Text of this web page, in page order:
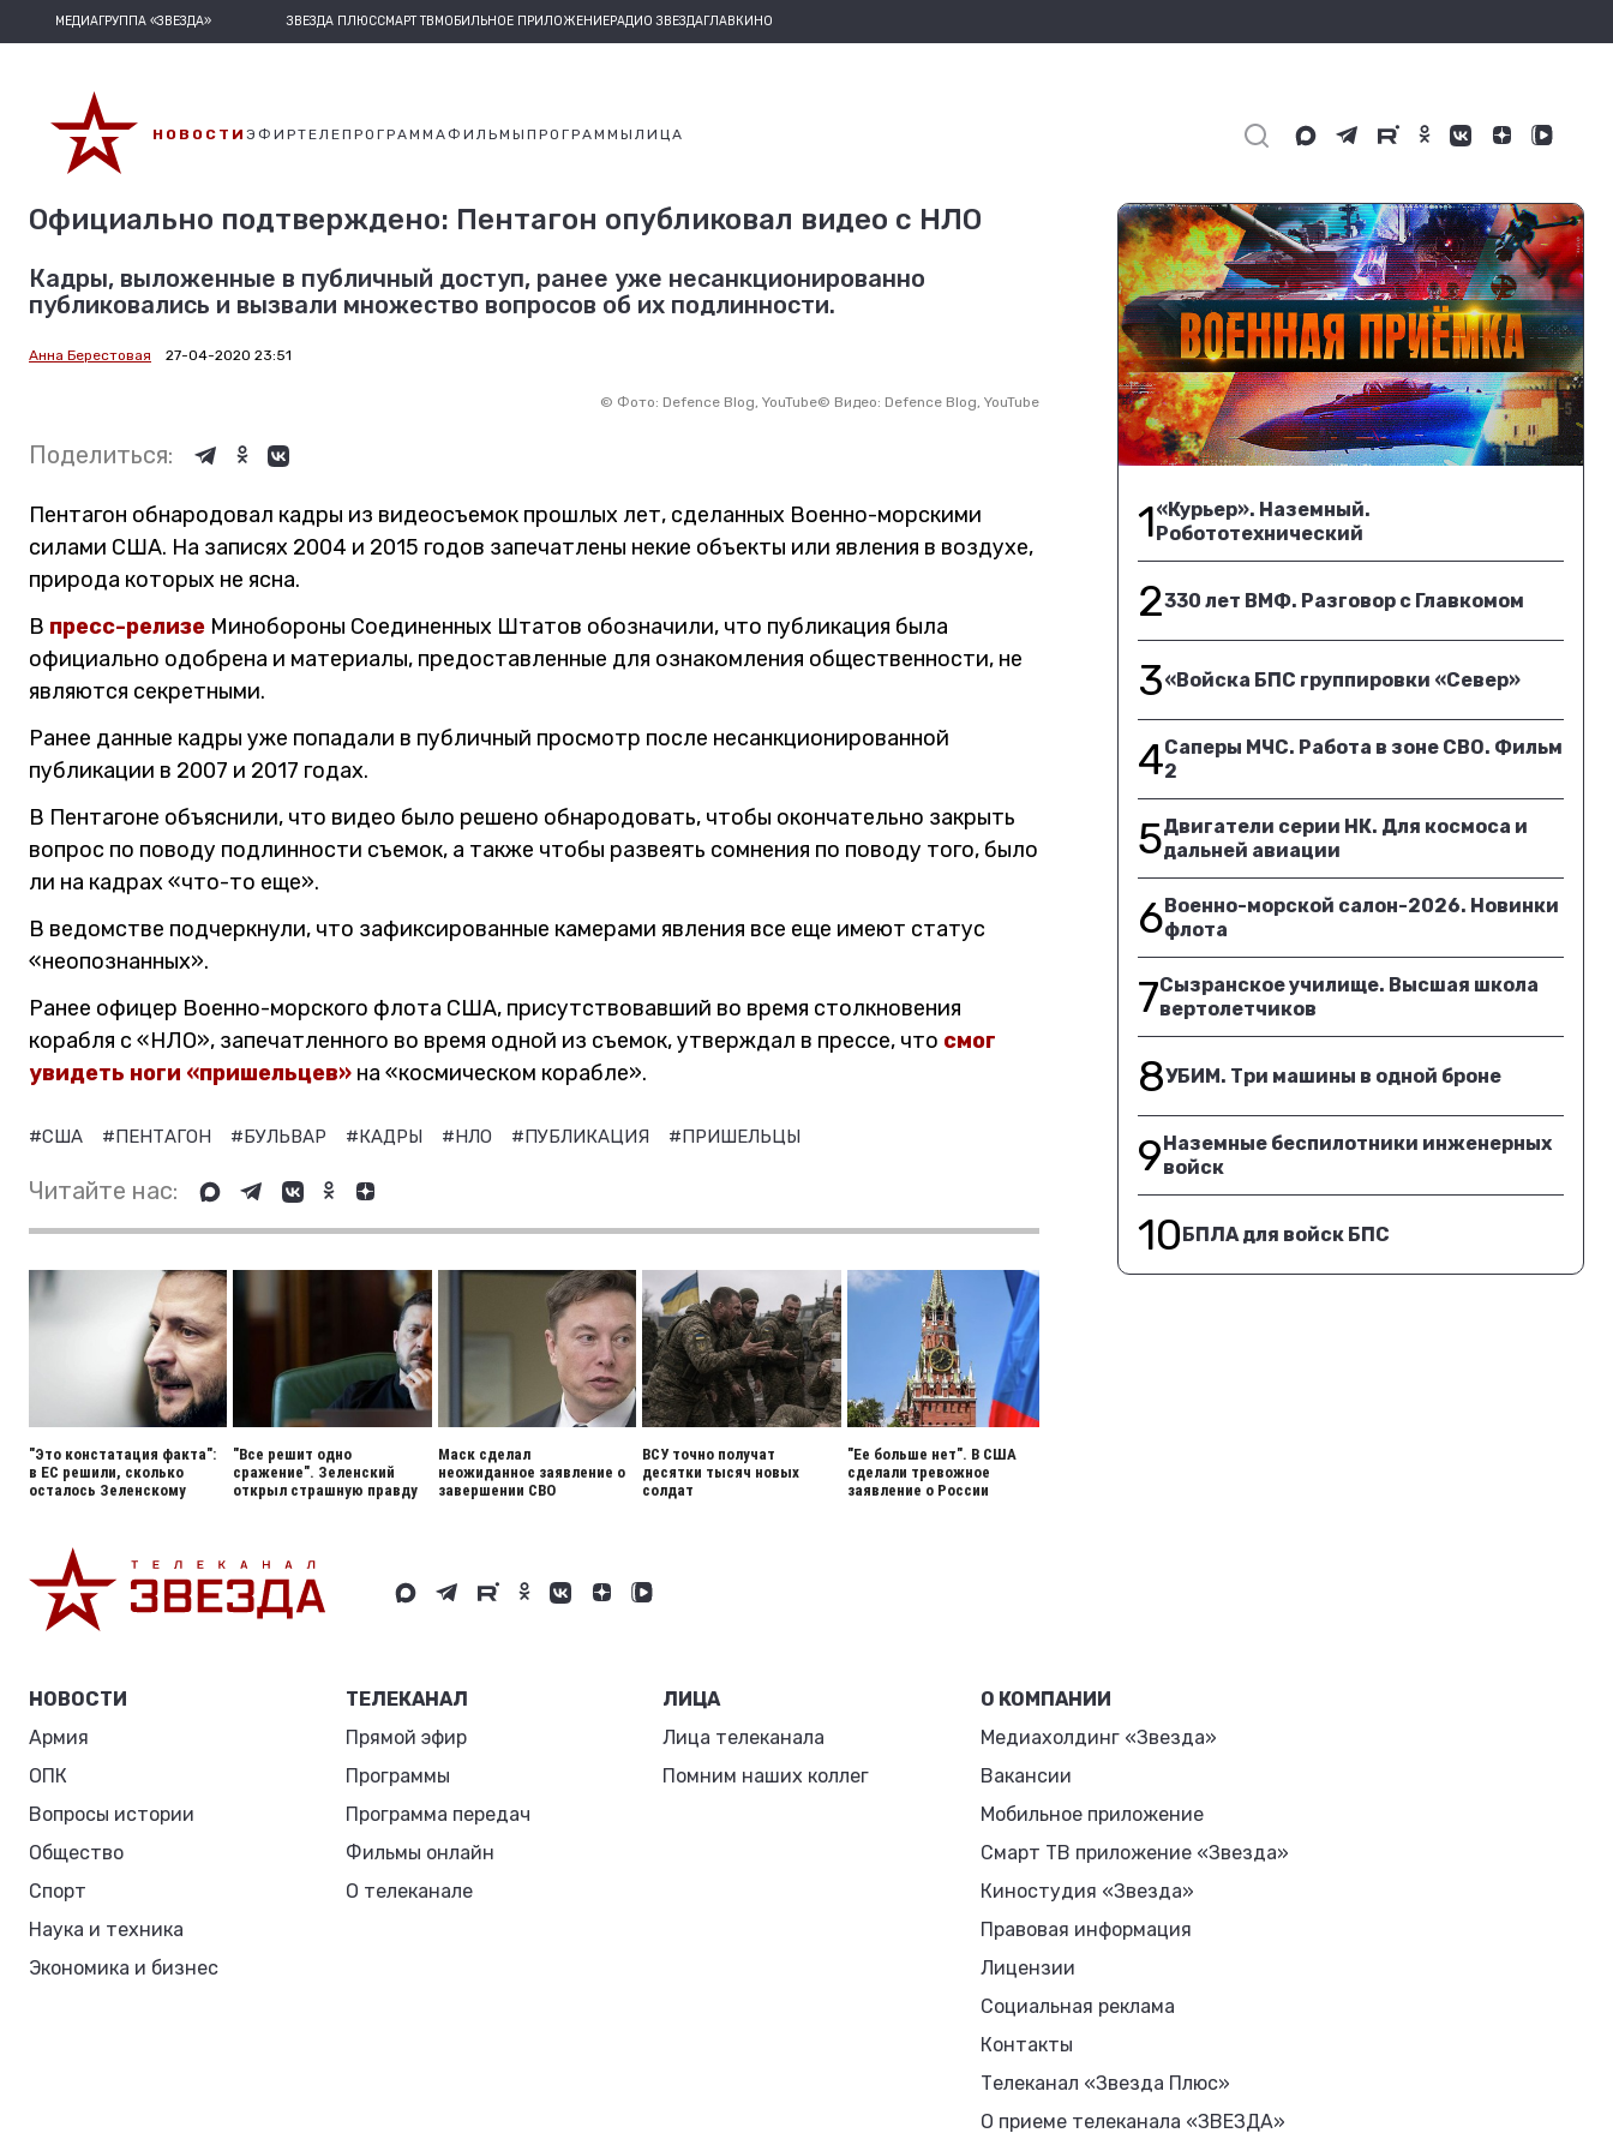
МЕДИАГРУППА «ЗВЕЗДА» ЗВЕЗДА ПЛЮССМАРТ ТВМОБИЛЬНОЕ ПРИЛОЖЕНИЕРАДИО ЗВЕЗДАГЛАВКИНО
НОВОСТИ ЭФИРТЕЛЕПРОГРАММАФИЛЬМЫ ПРОГРАММЫ ЛИЦА
Официально подтверждено: Пентагон опубликовал видео с НЛО
Кадры, выложенные в публичный доступ, ранее уже несанкционированно
публиковались и вызвали множество вопросов об их подлинности.
Анна Берестовая 27-04-2020 23:51
© Фото: Defence Blog, YouTube© Видео: Defence Blog, YouTube
Поделиться:
Пентагон обнародовал кадры из видеосъемок прошлых лет, сделанных Военно-морскими
силами США. На записях 2004 и 2015 годов запечатлены некие объекты или явления в воздухе,
природа которых не ясна.
В пресс-релизе Минобороны Соединенных Штатов обозначили, что публикация была
официально одобрена и материалы, предоставленные для ознакомления общественности, не
являются секретными.
Ранее данные кадры уже попадали в публичный просмотр после несанкционированной
публикации в 2007 и 2017 годах.
В Пентагоне объяснили, что видео было решено обнародовать, чтобы окончательно закрыть
вопрос по поводу подлинности съемок, а также чтобы развеять сомнения по поводу того, было
ли на кадрах «что-то еще».
В ведомстве подчеркнули, что зафиксированные камерами явления все еще имеют статус
«неопознанных».
Ранее офицер Военно-морского флота США, присутствовавший во время столкновения
корабля с «НЛО», запечатленного во время одной из съемок, утверждал в прессе, что смог
увидеть ноги «пришельцев» на «космическом корабле».
#США #ПЕНТАГОН #БУЛЬВАР #КАДРЫ #НЛО #ПУБЛИКАЦИЯ #ПРИШЕЛЬЦЫ
Читайте нас:
"Это констатация факта":
в ЕС решили, сколько
осталось Зеленскому
"Все решит одно
сражение". Зеленский
открыл страшную правду
Маск сделал
неожиданное заявление о
завершении СВО
ВСУ точно получат
десятки тысяч новых
солдат
"Ее больше нет". В США
сделали тревожное
заявление о России
1«Курьер». Наземный.
Робототехнический
2330 лет ВМФ. Разговор с Главкомом
3«Войска БПС группировки «Север»
4Саперы МЧС. Работа в зоне СВО. Фильм
2
5Двигатели серии НК. Для космоса и
дальней авиации
6Военно-морской салон-2026. Новинки
флота
7Сызранское училище. Высшая школа
вертолетчиков
8УБИМ. Три машины в одной броне
9Наземные беспилотники инженерных
войск
10БПЛА для войск БПС
НОВОСТИ
Армия
ОПК
Вопросы истории
Общество
Спорт
Наука и техника
Экономика и бизнес
ТЕЛЕКАНАЛ
Прямой эфир
Программы
Программа передач
Фильмы онлайн
О телеканале
ЛИЦА
Лица телеканала
Помним наших коллег
О КОМПАНИИ
Медиахолдинг «Звезда»
Вакансии
Мобильное приложение
Смарт ТВ приложение «Звезда»
Киностудия «Звезда»
Правовая информация
Лицензии
Социальная реклама
Контакты
Телеканал «Звезда Плюс»
О приеме телеканала «ЗВЕЗДА»